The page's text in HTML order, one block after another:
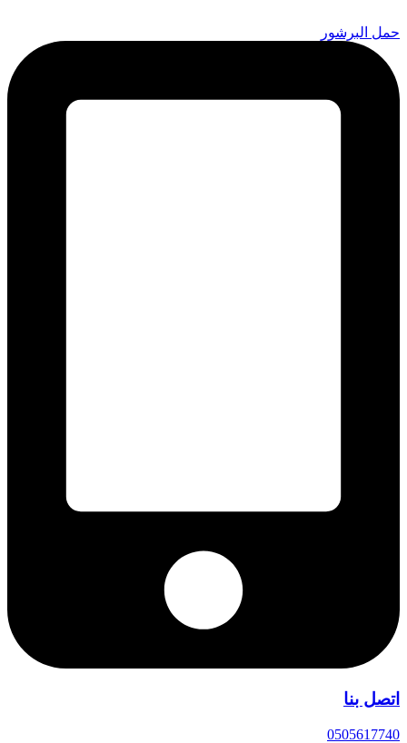
to
content
حمل البرشور
اتصل بنا
0505617740